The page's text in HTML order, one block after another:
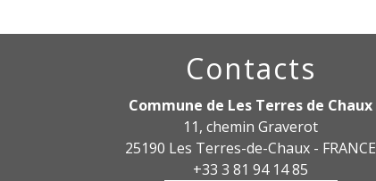
Contacts
Commune de Les Terres de Chaux
11, chemin Graverot
25190 Les Terres-de-Chaux - FRANCE
+33 3 81 94 14 85